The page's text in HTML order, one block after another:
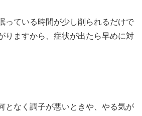
っている時間が少し削られるだけで
りますから、症状が出たら早めに対
となく調子が悪いときや、やる気が